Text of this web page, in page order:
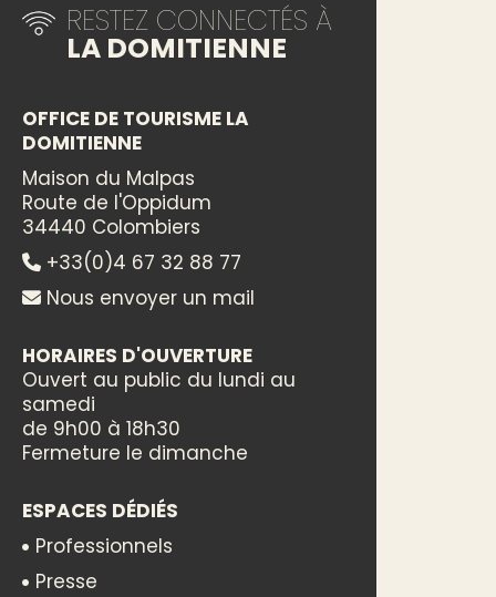
RESTEZ CONNECTÉS À
LA DOMITIENNE
OFFICE DE TOURISME LA
DOMITIENNE
Maison du Malpas
Route de l'Oppidum
34440 Colombiers
+33(0)4 67 32 88 77
Nous envoyer un mail
HORAIRES D'OUVERTURE
Ouvert au public du lundi au
samedi
de 9h00 à 18h30
Fermeture le dimanche
ESPACES DÉDIÉS
Professionnels
Presse